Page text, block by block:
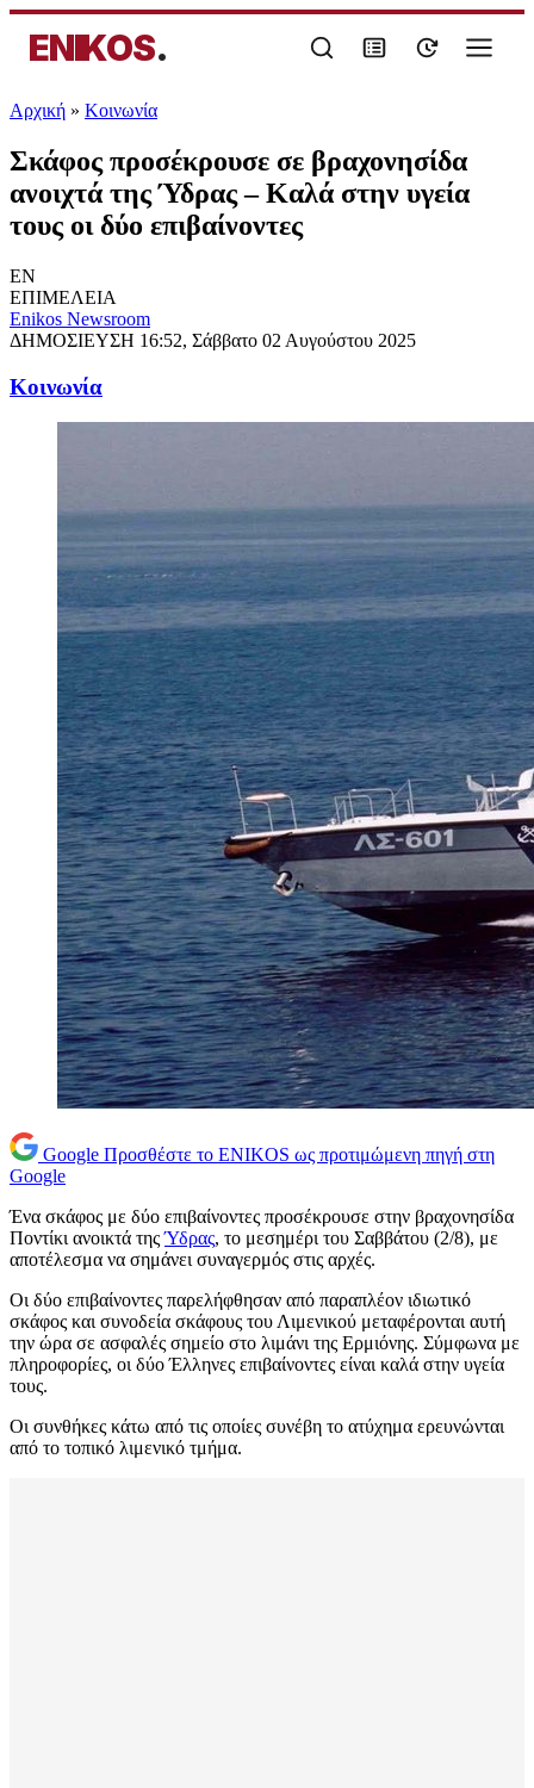
ENIKOS.
Αρχική » Κοινωνία
Σκάφος προσέκρουσε σε βραχονησίδα
ανοιχτά της Ύδρας – Καλά στην υγεία
τους οι δύο επιβαίνοντες
EN
ΕΠΙΜΕΛΕΙΑ
Enikos Newsroom
ΔΗΜΟΣΙΕΥΣΗ 16:52, Σάββατο 02 Αυγούστου 2025
Κοινωνία
Google Προσθέστε το ENIKOS ως προτιμώμενη πηγή στη
Google
Ένα σκάφος με δύο επιβαίνοντες προσέκρουσε στην βραχονησίδα
Ποντίκι ανοικτά τηςΎδρας, το μεσημέρι του Σαββάτου (2/8), με
αποτέλεσμα να σημάνει συναγερμός στις αρχές.
Οι δύο επιβαίνοντες παρελήφθησαν από παραπλέον ιδιωτικό
σκάφος και συνοδεία σκάφους του Λιμενικού μεταφέρονται αυτή
την ώρα σε ασφαλές σημείο στο λιμάνι της Ερμιόνης. Σύμφωνα με
πληροφορίες, οι δύο Έλληνες επιβαίνοντες είναι καλά στην υγεία
τους.
Οι συνθήκες κάτω από τις οποίες συνέβη το ατύχημα ερευνώνται
από το τοπικό λιμενικό τμήμα.